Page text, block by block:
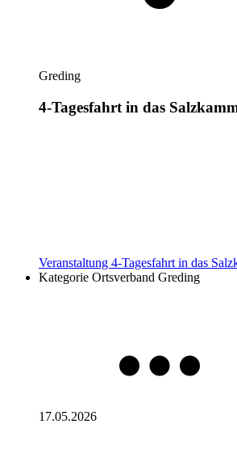
Greding
4-Tagesfahrt in das
Veranstaltung 4-Tagesfahrt in das
Kategorie Ortsverband Greding
17.05.2026